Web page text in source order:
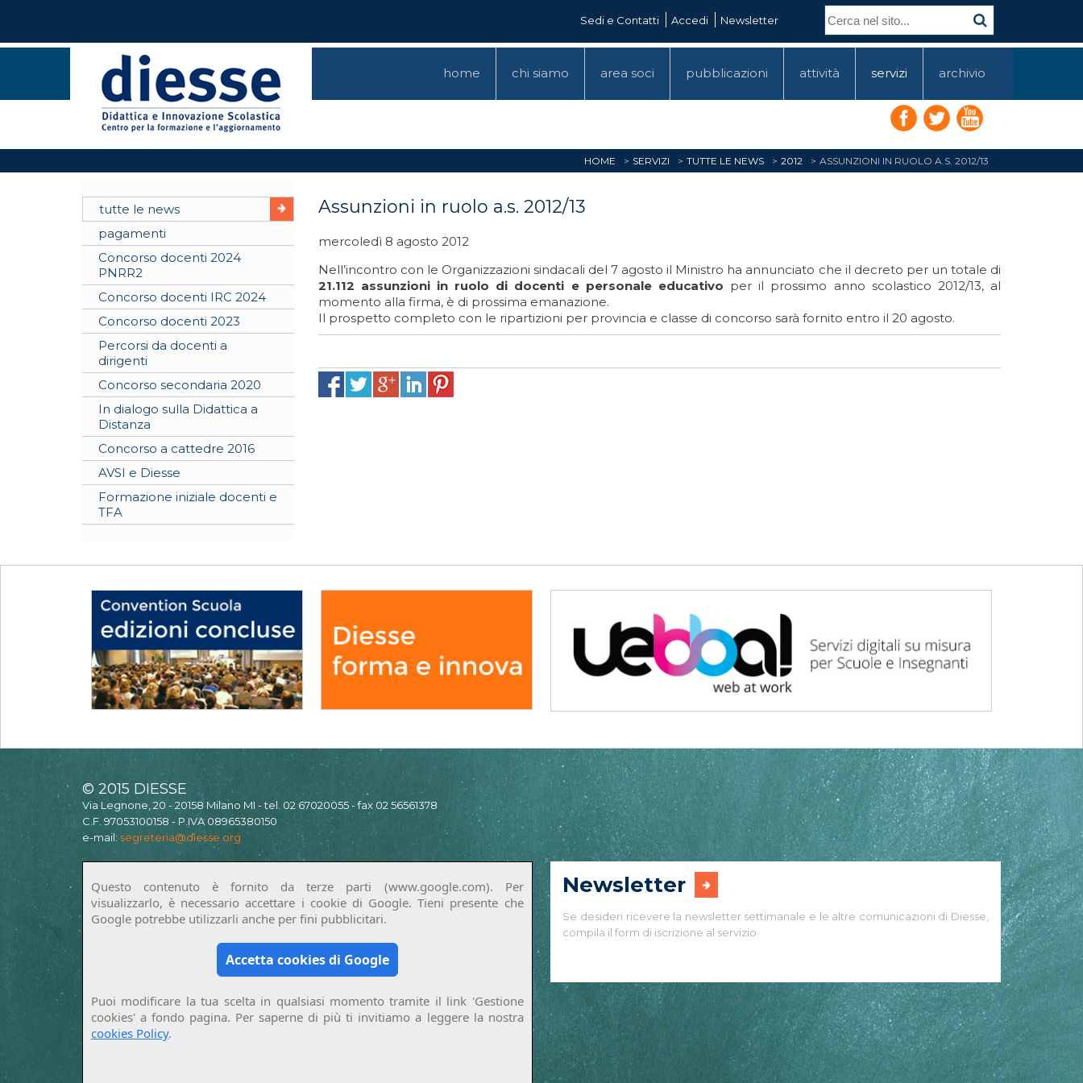
Sedi e Contatti Accedi Newsletter
home chi siamo area soci pubblicazioni attività servizi archivio
HOME SERVIZI TUTTE LE NEWS 2012 ASSUNZIONI IN RUOLO A.S. 2012/13
tutte le news
pagamenti
Concorso docenti 2024
PNRR2
Concorso docenti IRC 2024
Concorso docenti 2023
Percorsi da docenti a
dirigenti
Concorso secondaria 2020
In dialogo sulla Didattica a
Distanza
Concorso a cattedre 2016
AVSI e Diesse
Formazione iniziale docenti e
TFA
Assunzioni in ruolo a.s. 2012/13
mercoledì 8 agosto 2012
Nell’incontro con le Organizzazioni sindacali del 7 agosto il Ministro ha annunciato che il decreto per un totale di
21.112 assunzioni in ruolo di docenti e personale educativo per il prossimo anno scolastico 2012/13, al
momento alla firma, è di prossima emanazione.
Il prospetto completo con le ripartizioni per provincia e classe di concorso sarà fornito entro il 20 agosto.
© 2015 DIESSE
Via Legnone, 20 - 20158 Milano MI - tel. 02 67020055 - fax 02 56561378
C.F. 97053100158 - P.IVA 08965380150
e-mail: segreteria@diesse.org
Questo contenuto è fornito da terze parti (www.google.com). Per
visualizzarlo, è necessario accettare i cookie di Google. Tieni presente che
Google potrebbe utilizzarli anche per fini pubblicitari.
Accetta cookies di Google
Puoi modificare la tua scelta in qualsiasi momento tramite il link 'Gestione
cookies' a fondo pagina. Per saperne di più ti invitiamo a leggere la nostra
cookies Policy.
Newsletter
Se desideri ricevere la newsletter settimanale e le altre comunicazioni di Diesse,
compila il form di iscrizione al servizio.